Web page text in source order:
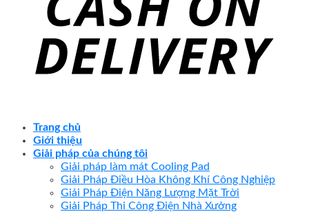
Trang chủ
Giới thiệu
Giải pháp của chúng tôi
Giải pháp làm mát Cooling Pad
Giải Pháp Điều Hòa Không Khí Công Nghiệp
Giải Pháp Điện Năng Lượng Mặt Trời
Giải Pháp Thi Công Điện Nhà Xưởng